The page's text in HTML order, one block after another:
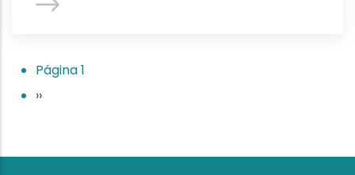
Página 1
››